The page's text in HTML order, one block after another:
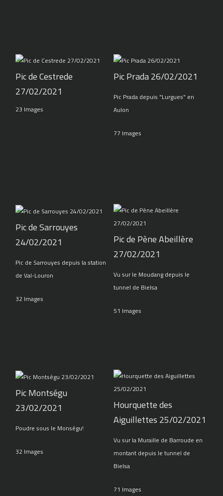
Pic de Cestrede
27/02/2021
23 Images
Pic Prada 26/02/2021
Pic Prada depuis "Lurgues" en
Aulon
77 Images
Pic de Sarrouyes
24/02/2021
Pic de Sarrouyes depuis la station
de Val-Louron
32 Images
Pic de Pène Abeillère
27/02/2021
Vu sur le Moudang depuis le
tunnel de Bielsa
51 Images
Pic Montségu
23/02/2021
Poudre sous le Monségu!
32 Images
Hourquette des
Aiguillettes 25/02/2021
Vu sur la Muraille de Barroude en
montant depuis le tunnel de
Bielsa
71 Images